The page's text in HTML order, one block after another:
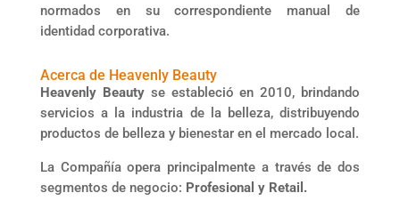
normados en su correspondiente manual de
identidad corporativa.
Acerca de Heavenly Beauty
Heavenly Beautyse estableció en 2010, brindando
servicios a la industria de la belleza, distribuyendo
productos de belleza y bienestar en el mercado local.
La Compañía opera principalmente a través de dos
segmentos de negocio: Profesional y Retail.